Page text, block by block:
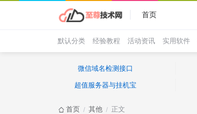
首页
默认分类 经验教程 活动资讯 实用软件
微信域名检测接口
超值服务器与挂机宝
首页 / 其他 / 正文